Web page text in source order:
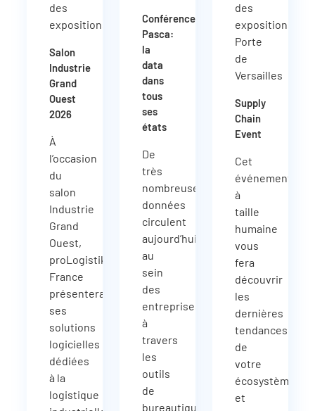
des
expositions
Salon
Industrie
Grand
Ouest
2026
À
l’occasion
du
salon
Industrie
Grand
Ouest,
proLogistik
France
présentera
ses
solutions
logicielles
dédiées
à la
logistique
Conférence
Pasca:
la
data
dans
tous
ses
états
De
très
nombreuses
données
circulent
aujourd’hui
au
sein
des
entreprises
à
travers
les
outils
de
bureautique,
des
expositions
Porte
de
Versailles
Supply
Chain
Event
Cet
événement
à
taille
humaine
vous
fera
découvrir
les
dernières
tendances
de
votre
écosystème
et